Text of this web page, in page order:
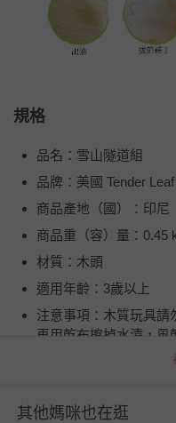
規格
品名：雪山隧道組
品牌：美國 Tender Leaf
商品產地（國）：印尼
商品重（容）量：0.45
材質：木頭
適用年齡：3歲以上
注意事項：木質玩具請
再用乾布擦掉水漬，風
BSMI商品檢驗標識字
尺寸：22.2 x 2.5 x 17 cm
其他媽咪也在逛